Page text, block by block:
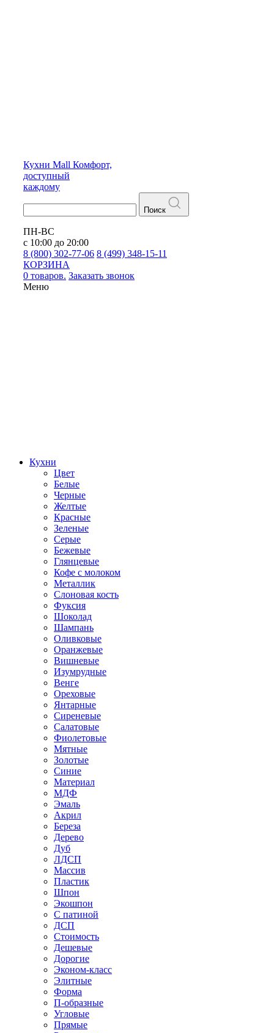
Кухни Mall Комфорт,
доступный
каждому
Поиск
ПН-ВС
с 10:00 до 20:00
8 (800) 302-77-06 8 (499) 348-15-11
КОРЗИНА
0 товаров. Заказать звонок
Меню
Кухни
Цвет
Белые
Черные
Желтые
Красные
Зеленые
Серые
Бежевые
Глянцевые
Кофе с молоком
Металлик
Слоновая кость
Фуксия
Шоколад
Шампань
Оливковые
Оранжевые
Вишневые
Изумрудные
Венге
Ореховые
Янтарные
Сиреневые
Салатовые
Фиолетовые
Мятные
Золотые
Синие
Материал
МДФ
Эмаль
Акрил
Береза
Дерево
Дуб
ЛДСП
Массив
Пластик
Шпон
Экошпон
С патиной
ДСП
Стоимость
Дешевые
Дорогие
Эконом-класс
Элитные
Форма
П-образные
Угловые
Прямые